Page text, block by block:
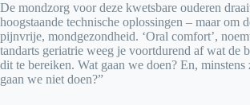
De mondzorg voor deze kwetsbare ouderen
hoogstaande technische oplossingen – maar om
pijnvrije, mondgezondheid. ‘Oral comfort’,
tandarts geriatrie weeg je voortdurend af wat de
dit te bereiken. Wat gaan we doen? En,
gaan we niet doen?”